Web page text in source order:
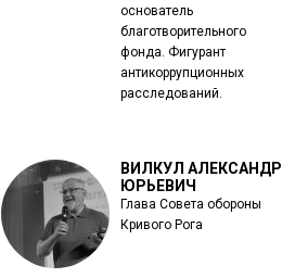
основатель
благотворительного
фонда. Фигурант
антикоррупционных
расследований.
ВИЛКУЛ АЛЕКСАНДР
ЮРЬЕВИЧ
Глава Совета обороны
Кривого Рога